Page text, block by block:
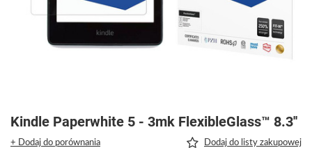
Kindle Paperwhite 5 - 3mk FlexibleGlass™ 8.3''
+ Dodaj do porównania Dodaj do listy zakupowej